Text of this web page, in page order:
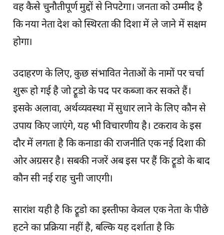
वह कैसे चुनौतीपूर्ण मुद्दों से निपटेगा। जनता को उम्मीद है
कि नया नेता देश को स्थिरता की दिशा में ले जाने में सक्षम
होगा।
उदाहरण के लिए, कुछ संभावित नेताओं के नामों पर चर्चा
शुरू हो गई है जो ट्रूडो के पद पर कब्जा कर सकते हैं।
इसके अलावा, अर्थव्यवस्था में सुधार लाने के लिए कौन से
उपाय किए जाएंगे, यह भी विचारणीय है। टकराव के इस
दौर में लगता है कि कनाडा की राजनीति एक नई दिशा की
ओर अग्रसर है। सबकी नजरें अब इस पर हैं कि ट्रूडो के बाद
कौन सी नई राह चुनी जाएगी।
सारांश यही है कि ट्रूडो का इस्तीफा केवल एक नेता के पीछे
हटने का प्रक्रिया नहीं है, बल्कि यह दर्शाता है कि